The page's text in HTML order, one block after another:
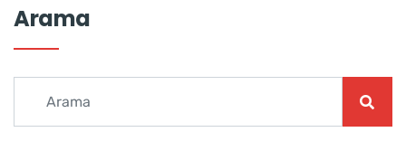
Arama